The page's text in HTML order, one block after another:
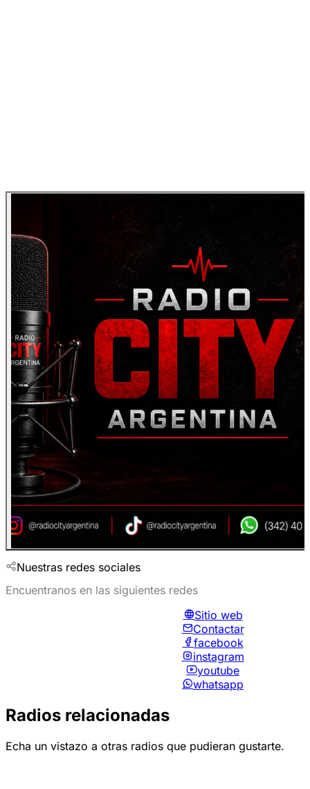
Nuestras redes sociales
Encuentranos en las siguientes redes
Sitio web
Contactar
facebook
instagram
youtube
whatsapp
Radios relacionadas
Echa un vistazo a otras radios que pudieran gustarte.